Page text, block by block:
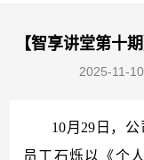
【智享讲堂第十
2025-11-
10月29日，
员工石烁以《个